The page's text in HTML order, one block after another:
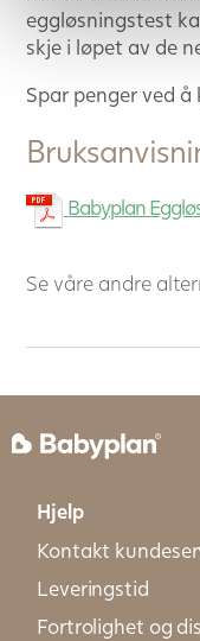
eggløsningstest
skje i løpet av de
Spar penger ved
Babyplan
Se våre andre
Hjelp
Kontakt
Leveringstid
Fortrolighet og